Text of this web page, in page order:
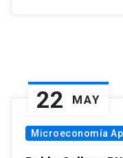
22 MAY
Microeconomía